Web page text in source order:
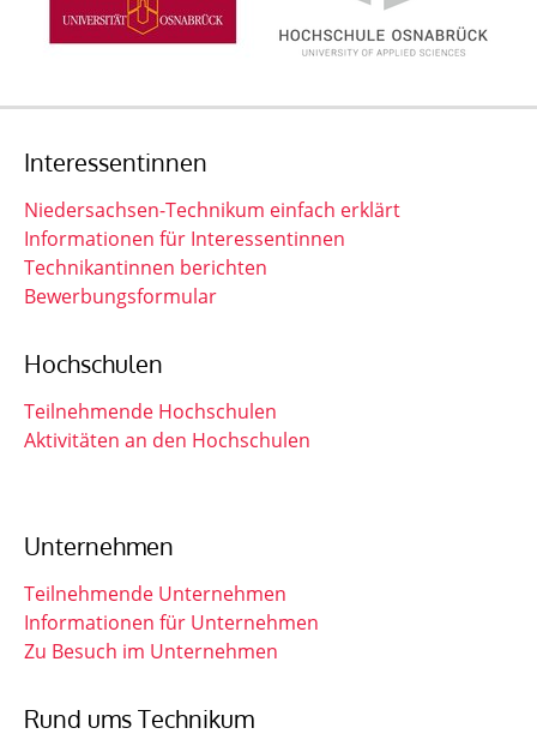
Interessentinnen
Niedersachsen-Technikum einfach erklärt
Informationen für Interessentinnen
Technikantinnen berichten
Bewerbungsformular
Hochschulen
Teilnehmende Hochschulen
Aktivitäten an den Hochschulen
Unternehmen
Teilnehmende Unternehmen
Informationen für Unternehmen
Zu Besuch im Unternehmen
Rund ums Technikum